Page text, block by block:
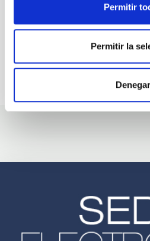
Permitir
Permitir la
Denegar